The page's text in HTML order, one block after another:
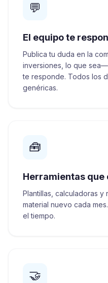
💬
El equipo te
Publica tu duda en la
inversiones, lo que
te responde. Todos los
genéricas.
🧰
Herramientas
Plantillas, calculadoras
material nuevo cada
el tiempo.
🤝